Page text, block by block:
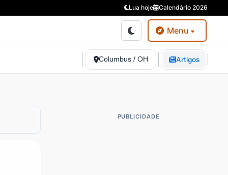
Lua hoje Calendário 2026
Menu
Columbus / OH Artigos
PUBLICIDADE